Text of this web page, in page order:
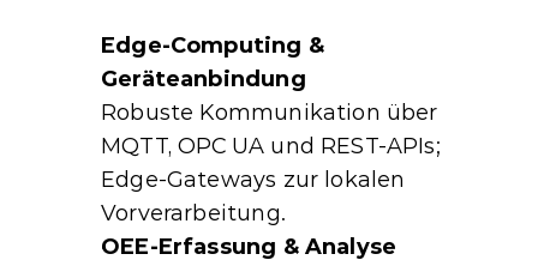
Edge‑Computing &
Geräteanbindung
Robuste Kommunikation über
MQTT, OPC UA und REST‑APIs;
Edge‑Gateways zur lokalen
Vorverarbeitung.
OEE‑Erfassung & Analyse